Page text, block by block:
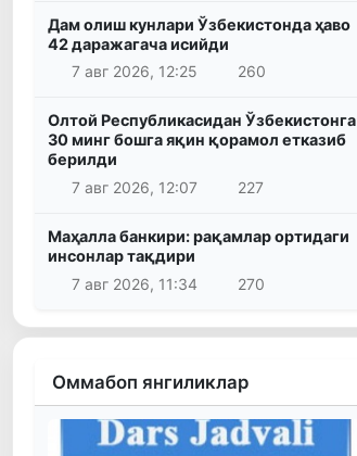
Дам олиш кунлари Ўзбекистонда ҳаво
42 даражагача исийди
7 авг 2026, 12:25
260
Олтой Республикасидан Ўзбекистонга
30 минг бошга яқин қорамол етказиб
берилди
7 авг 2026, 12:07
227
Маҳалла банкири: рақамлар ортидаги
инсонлар тақдири
7 авг 2026, 11:34
270
Оммабоп янгиликлар